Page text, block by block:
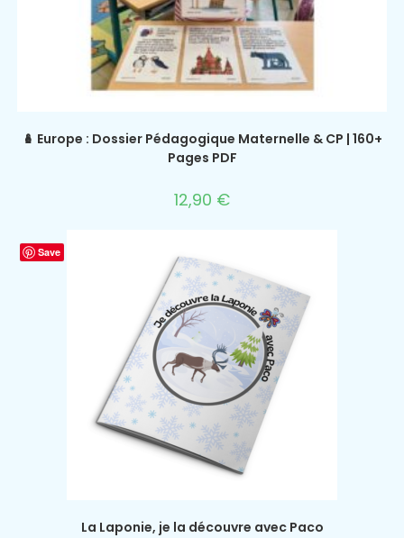
🪆 Europe : Dossier Pédagogique Maternelle & CP | 160+
Pages PDF
12,90 €
Save
La Laponie, je la découvre avec Paco